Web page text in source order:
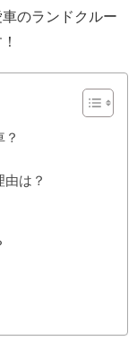
のランドクルー
は？